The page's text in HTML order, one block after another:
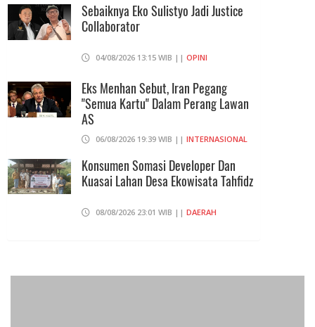
07/08/2026 17:10 WIB ||
Sebaiknya Eko Sulistyo Jadi Justice
Collaborator
04/08/2026 13:15 WIB || OPINI
Eks Menhan Sebut, Iran Pegang
"Semua Kartu" Dalam Perang Lawan
AS
06/08/2026 19:39 WIB || INTERNASIONAL
Konsumen Somasi Developer Dan
Kuasai Lahan Desa Ekowisata Tahfidz
08/08/2026 23:01 WIB || DAERAH
206 Juta